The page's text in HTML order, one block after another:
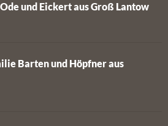
und Eickert aus Groß Lantow
Barten und Höpfner aus